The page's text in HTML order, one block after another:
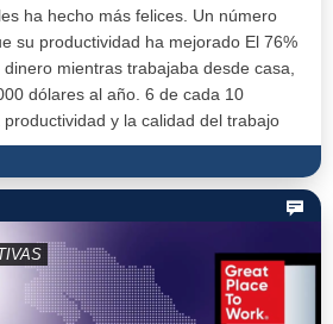
ha hecho más felices. Un número
su productividad ha mejorado El 76%
mientras trabajaba desde casa,
dólares al año. 6 de cada 10
y la calidad del trabajo